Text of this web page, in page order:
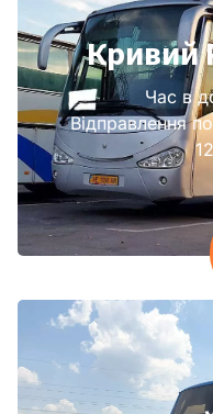
Кривий
Час в
Відправлення